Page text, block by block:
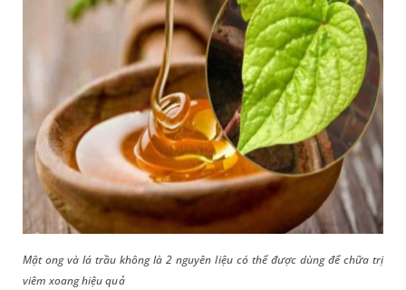
Mật ong và lá trầu không là 2 nguyên liệu có thể được dùng để chữa trị
viêm xoang hiệu quả